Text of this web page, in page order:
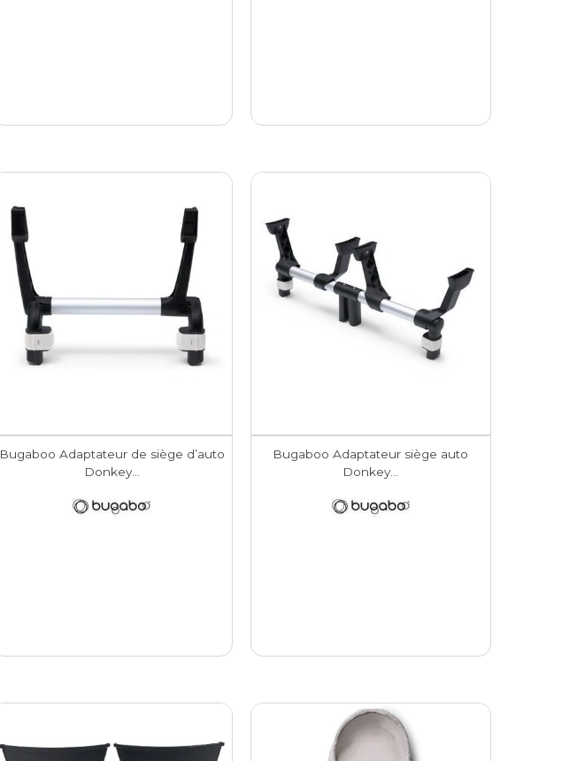
Bugaboo Adaptateur de siège d’auto
Donkey...
Bugaboo Adaptateur siège auto
Donkey...